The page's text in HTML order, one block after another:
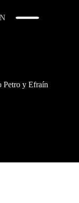
Petro y Efraín